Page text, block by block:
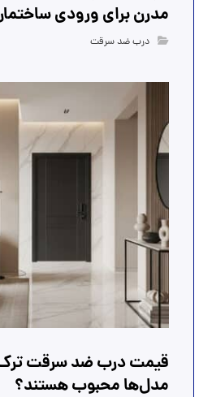
مدرن برای ورودی
درب ضد سرقت
قیمت درب ضد سرقت ترک
مدل‌ها محبوب هستند؟